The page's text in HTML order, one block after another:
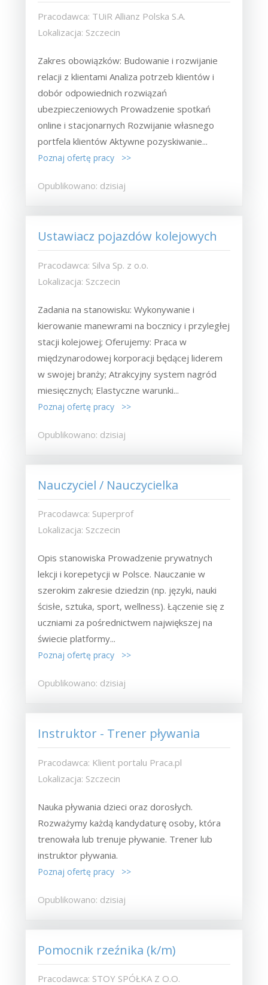
Pracodawca: TUiR Allianz Polska S.A.
Lokalizacja: Szczecin
Zakres obowiązków: Budowanie i rozwijanie
relacji z klientami Analiza potrzeb klientów i
dobór odpowiednich rozwiązań
ubezpieczeniowych Prowadzenie spotkań
online i stacjonarnych Rozwijanie własnego
portfela klientów Aktywne pozyskiwanie...
Poznaj ofertę pracy >>
Opublikowano: dzisiaj
Ustawiacz pojazdów kolejowych
Pracodawca: Silva Sp. z o.o.
Lokalizacja: Szczecin
Zadania na stanowisku: Wykonywanie i
kierowanie manewrami na bocznicy i przyległej
stacji kolejowej; Oferujemy: Praca w
międzynarodowej korporacji będącej liderem
w swojej branży; Atrakcyjny system nagród
miesięcznych; Elastyczne warunki...
Poznaj ofertę pracy >>
Opublikowano: dzisiaj
Nauczyciel / Nauczycielka
Pracodawca: Superprof
Lokalizacja: Szczecin
Opis stanowiska Prowadzenie prywatnych
lekcji i korepetycji w Polsce. Nauczanie w
szerokim zakresie dziedzin (np. języki, nauki
ścisłe, sztuka, sport, wellness). Łączenie się z
uczniami za pośrednictwem największej na
świecie platformy...
Poznaj ofertę pracy >>
Opublikowano: dzisiaj
Instruktor - Trener pływania
Pracodawca: Klient portalu Praca.pl
Lokalizacja: Szczecin
Nauka pływania dzieci oraz dorosłych.
Rozważymy każdą kandydaturę osoby, która
trenowała lub trenuje pływanie. Trener lub
instruktor pływania.
Poznaj ofertę pracy >>
Opublikowano: dzisiaj
Pomocnik rzeźnika (k/m)
Pracodawca: STOY SPÓŁKA Z O.O.